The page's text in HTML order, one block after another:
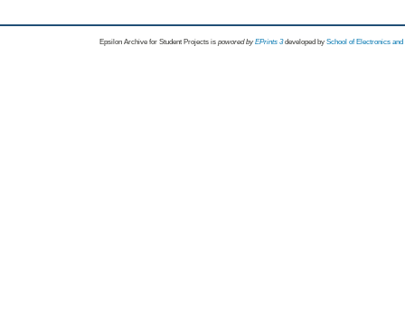
Epsilon Archive for Student Projects is powored byEPrints 3 developed by School of Electronics